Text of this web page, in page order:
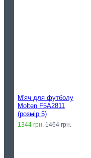
М'яч для футболу
Molten F5A2811
(розмір 5)
1344 грн. 1464 грн.